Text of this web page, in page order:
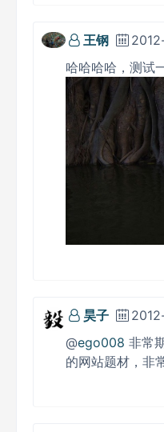
王钢
哈哈哈哈，测试
昊子
@ego008 非常
的网站题材，非